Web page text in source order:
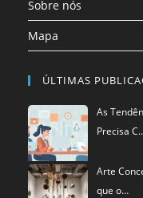
Sobre nós
Mapa
ÚLTIMAS
As
Precisa
Arte
que o…